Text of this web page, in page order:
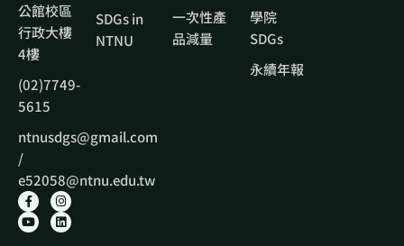
公館校區
行政大樓
4樓
(02)7749-
5615
ntnusdgs@gmail.com
/
e52058@ntnu.edu.tw
SDGs in
NTNU
一次性產
品減量
學院
SDGs
永續年報